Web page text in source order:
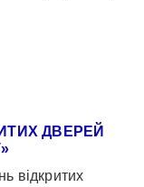
ДВЕРЕЙ
відкритих